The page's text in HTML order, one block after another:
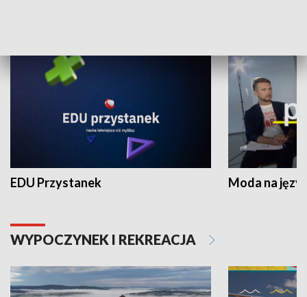
EDU Przystanek Moda na
WYPOCZYNEK I REKREACJA